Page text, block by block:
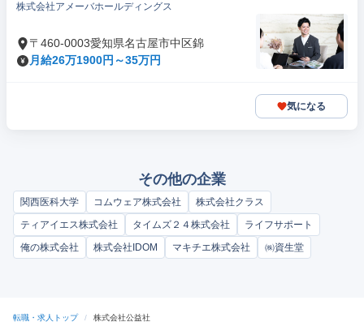
株式会社アメーバホールディングス
〒460-0003愛知県名古屋市中区錦
月給26万1900円～35万円
気になる
その他の企業
関西医科大学 コムウェア株式会社
株式会社クラス
ティアイエス株式会社
タイムズ２４株式会社
ライフサポート
俺の株式会社
株式会社IDOM マキチエ株式会社 ㈱資生堂
転職・求人トップ / 株式会社公益社